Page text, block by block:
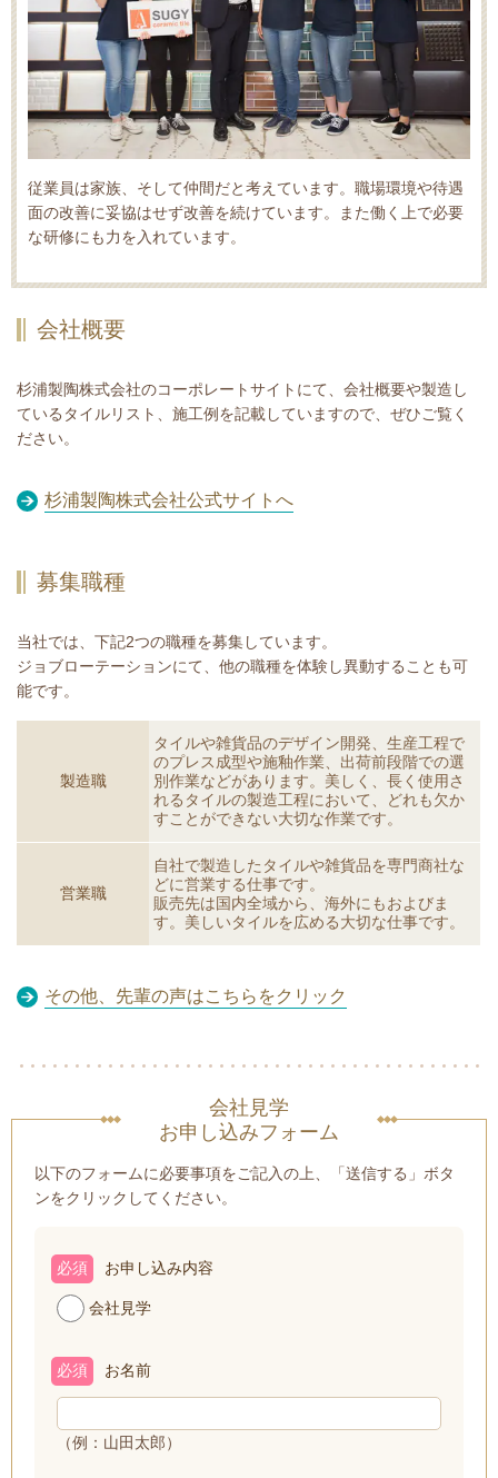
従業員は家族、そして仲間だと考えています。職場環境や待遇
面の改善に妥協はせず改善を続けています。また働く上で必要
な研修にも力を入れています。
会社概要
杉浦製陶株式会社のコーポレートサイトにて、会社概要や製造し
ているタイルリスト、施工例を記載していますので、ぜひご覧く
ださい。
杉浦製陶株式会社公式サイトへ
募集職種
当社では、下記2つの職種を募集しています。
ジョブローテーションにて、他の職種を体験し異動することも可
能です。
製造職
タイルや雑貨品のデザイン開発、生産工程で
のプレス成型や施釉作業、出荷前段階での選
別作業などがあります。美しく、長く使用さ
れるタイルの製造工程において、どれも欠か
すことができない大切な作業です。
営業職
自社で製造したタイルや雑貨品を専門商社な
どに営業する仕事です。
販売先は国内全域から、海外にもおよびま
す。美しいタイルを広める大切な仕事です。
その他、先輩の声はこちらをクリック
会社見学
お申し込みフォーム
以下のフォームに必要事項をご記入の上、「送信する」ボタ
ンをクリックしてください。
お申し込み内容
必須
会社見学
お名前
必須
（例：山田太郎）